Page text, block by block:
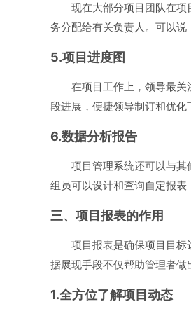
现在大部分项目团队在
务分配给有关负责人。可以说
5.项目进度图
在项目工作上，领导最
段进展，便捷领导制订和优化
6.数据分析报告
项目管理系统还可以与
组员可以设计和查询自定报表
三、项目报表的作用
项目报表是确保项目目
据展现手段不仅帮助管理者
1.全方位了解项目动态